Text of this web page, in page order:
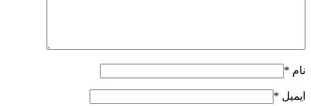
نام *
ایمیل *